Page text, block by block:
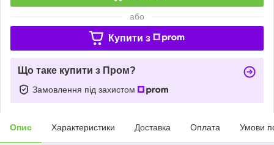
або
Купити з
Що таке купити з Пром?
Замовлення під захистом
Опис Характеристики Доставка Оплата Умови